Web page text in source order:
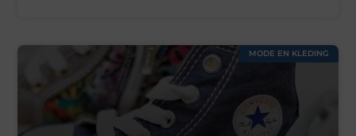
MODE EN KLEDING